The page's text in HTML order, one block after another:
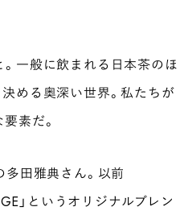
一般に飲まれる日本茶のほ
める奥深い世界。私たちが
素だ。
多田雅典さん。以前
」というオリジナルブレン